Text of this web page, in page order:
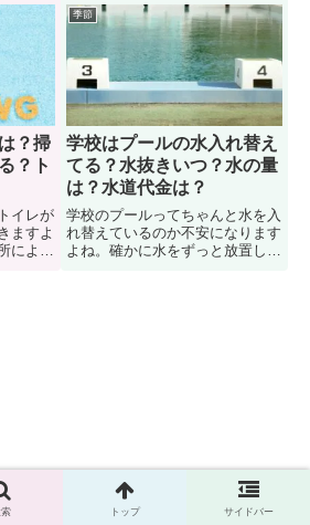
たら良
に意見
てみよ
誘われ
理由や
ます。
のでしょうか？ここではその泳げ
ない人を総称するカナヅチとトン
カチに関する真偽について迫って
います。また泳げない人のことを
トンカチもしくはカナヅチと総称
する由来についても紹介します。
？掃
？ト
イレが
ますよ
によっ
季節
学校はプールの水入れ替え
てる？水抜きいつ？水の量
は？水道代金は？
学校のプールってちゃんと水を入
れ替えているのか不安になります
よね。確かに水をずっと放置して
トップ サイドバー